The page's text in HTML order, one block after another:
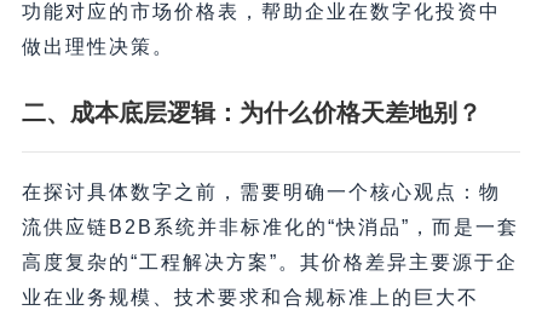
功能对应的市场价格表，帮助企业在数字化投资中
做出理性决策。
二、成本底层逻辑：为什么价格天差地别？
在探讨具体数字之前，需要明确一个核心观点：物
流供应链B2B系统并非标准化的“快消品”，而是一套
高度复杂的“工程解决方案”。其价格差异主要源于企
业在业务规模、技术要求和合规标准上的巨大不